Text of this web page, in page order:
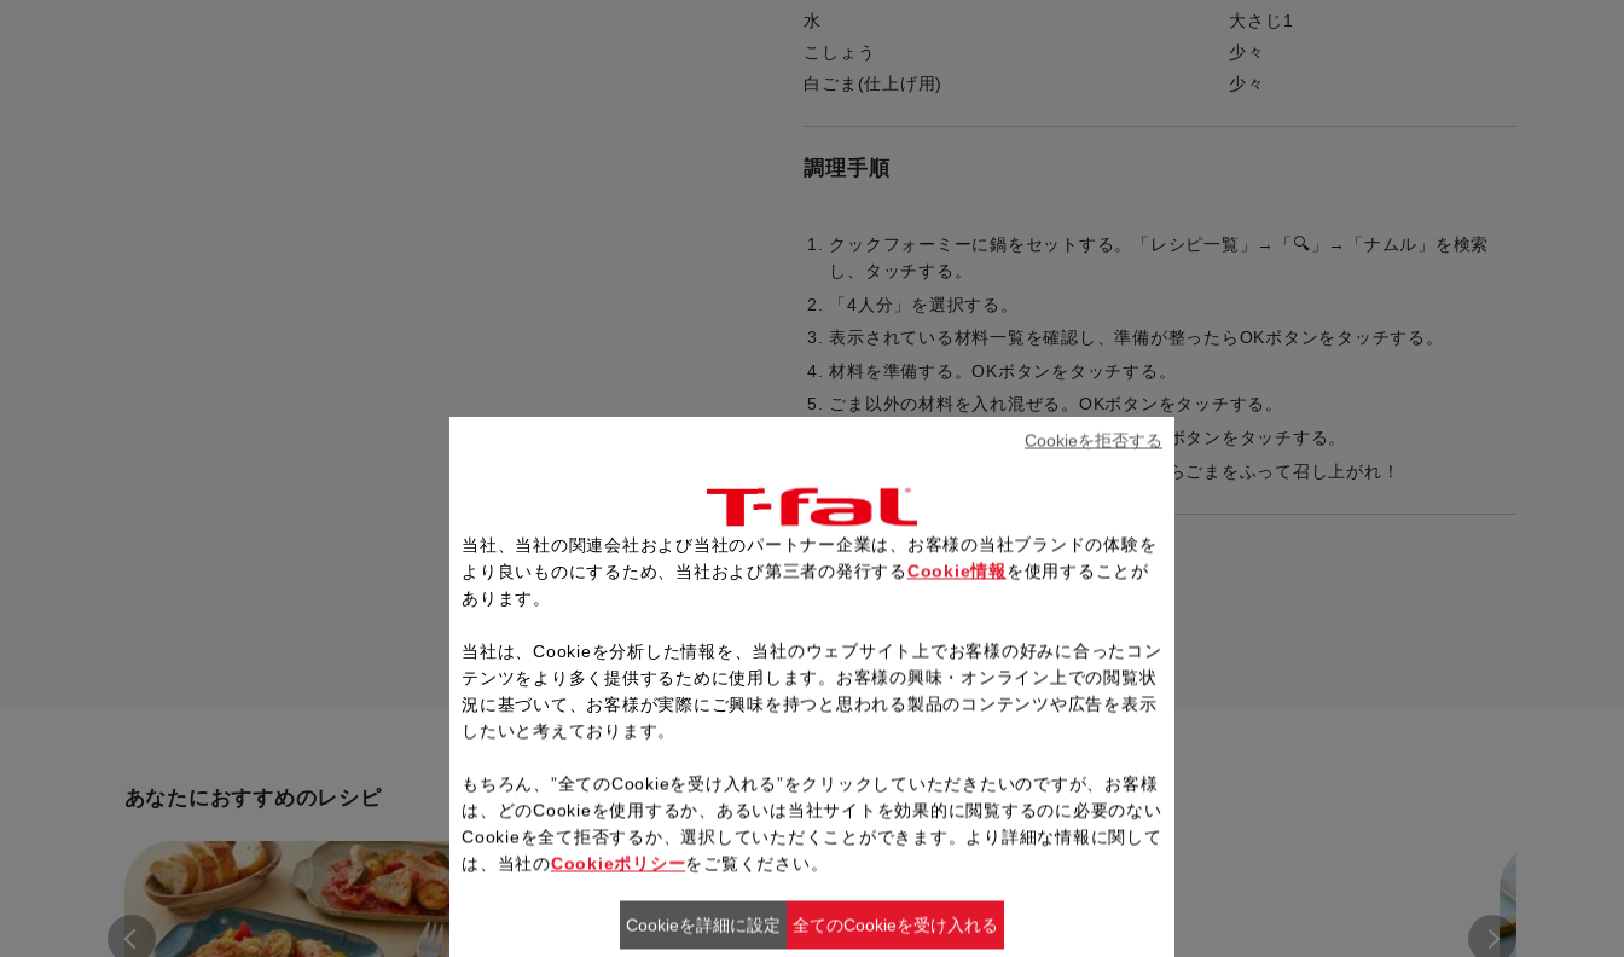
水
大さじ1
こしょう
少々
白ごま(仕上げ用)
少々
調理手順
クックフォーミーに鍋をセットする。「レシピ一覧」→「🔍」→「ナムル」を検索
し、タッチする。
「4人分」を選択する。
表示されている材料一覧を確認し、準備が整ったらOKボタンをタッチする。
材料を準備する。OKボタンをタッチする。
ごま以外の材料を入れ混ぜる。OKボタンをタッチする。
フタを閉めて固定し、スタート／ストップボタンをタッチする。
ブザーが鳴ったら、粗熱を取り、冷やしたらごまをふって召し上がれ！
あなたにおすすめのレシピ
当社、当社の関連会社および当社のパートナー企業は、お客様の当社ブランドの体験を
より良いものにするため、当社および第三者の発行するCookie情報 を使用することが
あります。
当社は、Cookieを分析した情報を、当社のウェブサイト上でお客様の好みに合ったコン
テンツをより多く提供するために使用します。お客様の興味・オンライン上での閲覧状
況に基づいて、お客様が実際にご興味を持つと思われる製品のコンテンツや広告を表示
したいと考えております。
もちろん、”全てのCookieを受け入れる”をクリックしていただきたいのですが、お客様
は、どのCookieを使用するか、あるいは当社サイトを効果的に閲覧するのに必要のない
Cookieを全て拒否するか、選択していただくことができます。より詳細な情報に関して
は、当社のCookieポリシーをご覧ください。
Cookieを拒否する
Cookieを詳細に設定 全てのCookieを受け入れる